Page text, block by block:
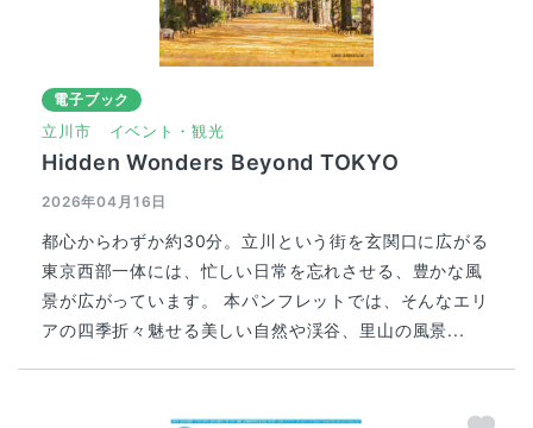
電子ブック
立川市 イベント・観光
Hidden Wonders Beyond TOKYO
2026年04月16日
都心からわずか約30分。立川という街を玄関口に広がる
東京西部一体には、忙しい日常を忘れさせる、豊かな風
景が広がっています。 本パンフレットでは、そんなエリ
アの四季折々魅せる美しい自然や渓谷、里山の風景...